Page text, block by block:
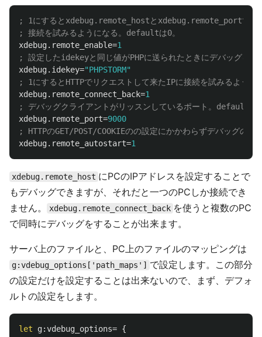
; 1にするとxdebug.remote_hostとxdebug.remote_portで設定
xdebug.remote_enable=1
xdebug.idekey="PHPSTORM"
xdebug.remote_connect_back=1
xdebug.remote_port=9000
xdebug.remote_autostart=1
xdebug.remote_host にPCのIPアドレスを設定することで
もデバッグできますが、それだと一つのPCしか接続でき
ません。
xdebug.remote_connect_back を使うと複数のPC
で同時にデバッグをすることが出来ます。
サーバ上のファイルと、PC上のファイルのマッピングは
g:vdebug_options['path_maps'] で設定します。この部分
の設定だけを設定することは出来ないので、まず、デフォ
ルトの設定をします。
let g:vdebug_options= {